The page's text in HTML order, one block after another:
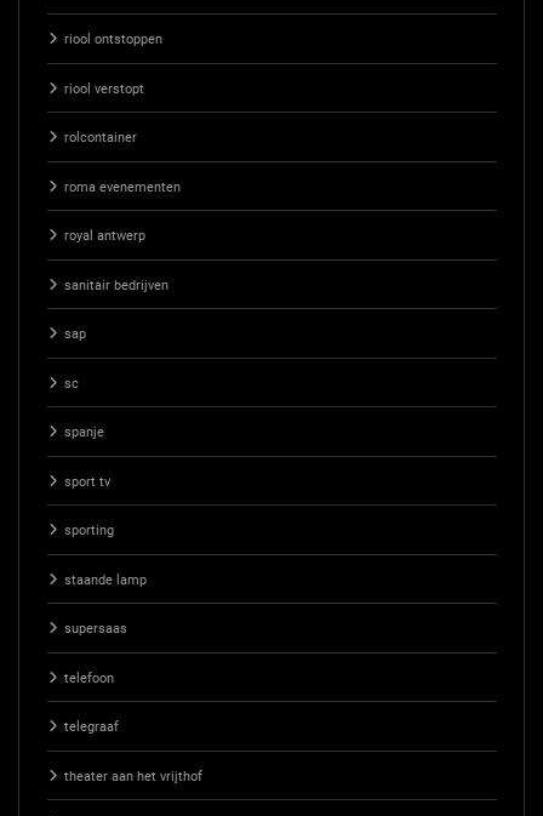
riool ontstoppen
riool verstopt
rolcontainer
roma evenementen
royal antwerp
sanitair bedrijven
sap
sc
spanje
sport tv
sporting
staande lamp
supersaas
telefoon
telegraaf
theater aan het vrijthof